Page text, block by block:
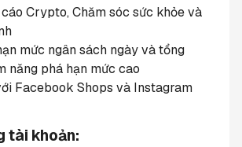
Crypto, Chăm sóc sức khỏe và
mức ngân sách ngày và tổng
năng phá hạn mức cao
Facebook Shops và Instagram
tài khoản: